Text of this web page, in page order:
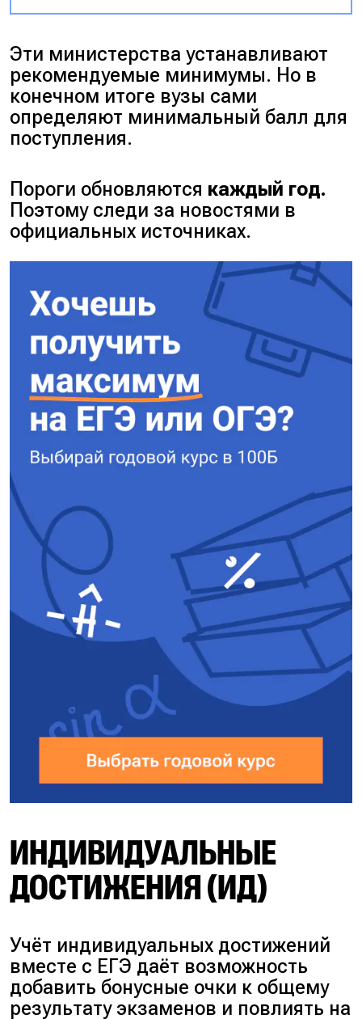
Эти министерства устанавливают
рекомендуемые минимумы. Но в
конечном итоге вузы сами
определяют минимальный балл для
поступления.
Пороги обновляются каждый год.
Поэтому следи за новостями в
официальных источниках.
ИНДИВИДУАЛЬНЫЕ
ДОСТИЖЕНИЯ (ИД)
Учёт индивидуальных достижений
вместе с ЕГЭ даёт возможность
добавить бонусные очки к общему
результату экзаменов и повлиять на